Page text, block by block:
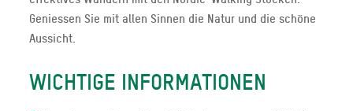
Geniessen Sie mit allen Sinnen die Natur und die schöne
Aussicht.
WICHTIGE INFORMATIONEN